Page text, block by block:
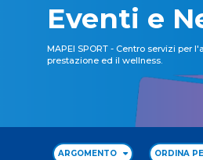
Eventi e
MAPEI SPORT - Centro servizi per
prestazione ed il wellness.
ARGOMENTO ORDINA